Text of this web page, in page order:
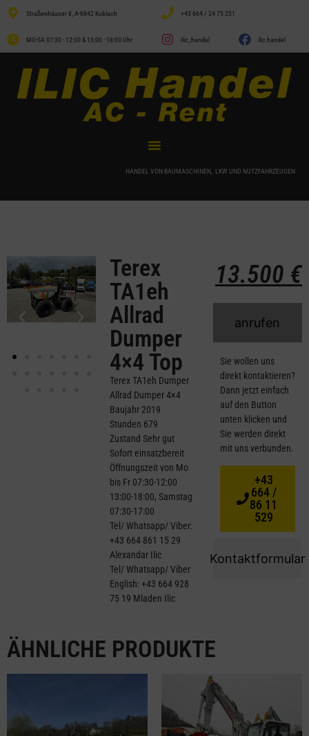
Straßenhäuser 8, A-6842 Koblach +43 664 / 24 75 251
MO-SA 07:30 - 12:00 & 13:00 - 18:00 Uhr ilic_handel ilic handel
HANDEL VON BAUMASCHINEN, LKW UND NUTZFAHRZEUGEN
Terex
TA1eh
Allrad
Dumper
4×4 Top
Terex TA1eh Dumper
Allrad Dumper 4×4
Baujahr 2019
Stunden 679
Zustand Sehr gut
Sofort einsatzbereit
Öffnungszeit von Mo
bis Fr 07:30-12:00
13:00-18:00, Samstag
07:30-17:00
Tel/ Whatsapp/ Viber:
+43 664 861 15 29
Alexandar Ilic
Tel/ Whatsapp/ Viber
English: +43 664 928
75 19 Mladen Ilic
13.500 €
anrufen
Kontaktformular
Sie wollen uns
direkt kontaktieren?
Dann jetzt einfach
auf den Button
unten klicken und
Sie werden direkt
mit uns verbunden.
+43
664 /
86 11
529
ÄHNLICHE PRODUKTE